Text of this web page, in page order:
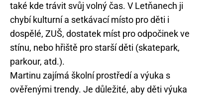
také kde trávit svůj volný čas. V Letňanech ji
chybí kulturní a setkávací místo pro děti i
dospělé, ZUŠ, dostatek míst pro odpočinek ve
stínu, nebo hřiště pro starší děti (skatepark,
parkour, atd.).
Martinu zajímá školní prostředí a výuka s
ověřenými trendy. Je důležité, aby děti výuka